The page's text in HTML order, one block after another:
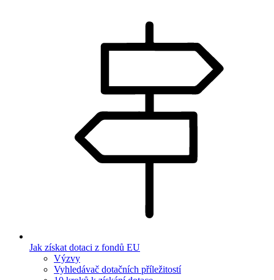
Jak získat dotaci z fondů EU
Výzvy
Vyhledávač dotačních příležitostí